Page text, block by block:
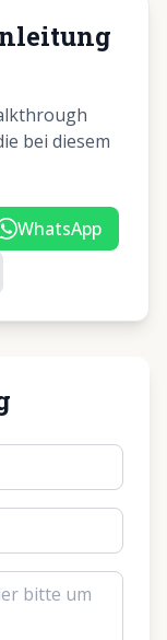
bei diesem
WhatsApp